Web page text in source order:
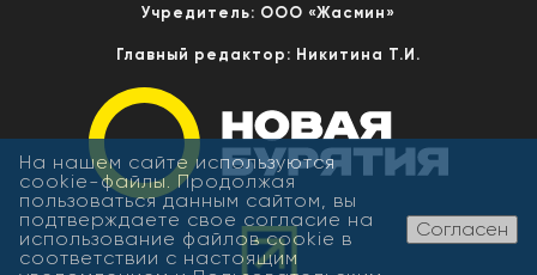
Учредитель: ООО «Жасмин»
Главный редактор: Никитина Т.И.
На нашем сайте используются
cookie-файлы. Продолжая
пользоваться данным сайтом, вы
подтверждаете свое согласие на
использование файлов cookie в
соответствии с настоящим
Согласен